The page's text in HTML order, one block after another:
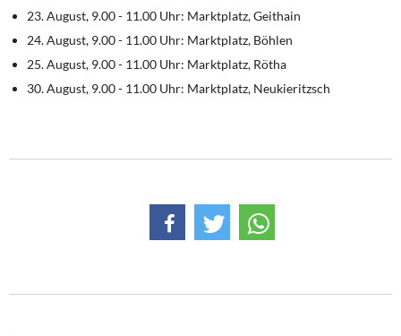
Rosa-Luxemburg-Stiftung
Über mich
23. August, 9.00 - 11.00 Uhr: Marktplatz, Geithain
24. August, 9.00 - 11.00 Uhr: Marktplatz, Böhlen
25. August, 9.00 - 11.00 Uhr: Marktplatz, Rötha
30. August, 9.00 - 11.00 Uhr: Marktplatz, Neukieritzsch